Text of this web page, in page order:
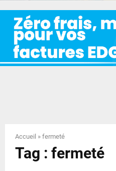
A
Y
N
Accueil » fermeté
Tag : fermeté